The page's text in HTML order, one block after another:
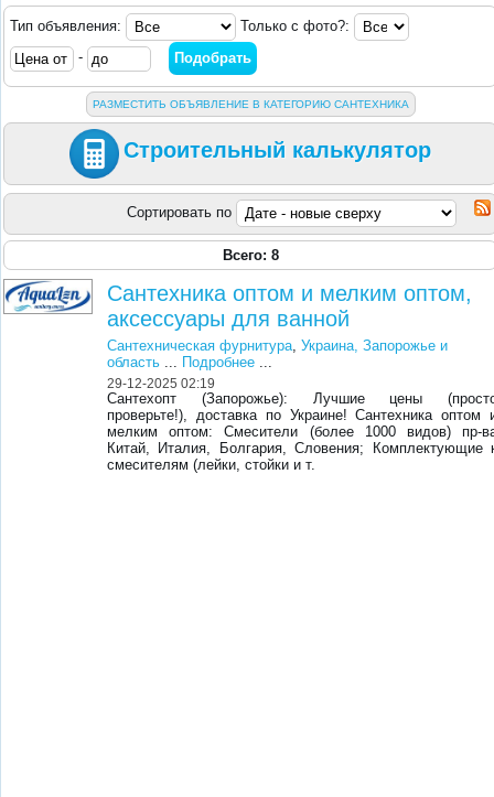
Тип объявления:
Только с фото?:
-
РАЗМЕСТИТЬ ОБЪЯВЛЕНИЕ В КАТЕГОРИЮ САНТЕХНИКА
Строительный калькулятор
Сортировать по
Всего: 8
Сантехника оптом и мелким оптом,
аксессуары для ванной
Сантехническая фурнитура,Украина, Запорожье и
область ... Подробнее ...
29-12-2025 02:19
Сантехопт (Запорожье): Лучшие цены
проверьте!), доставка по Украине! Сантехника оптом
мелким оптом: Смесители (более 1000 видов) пр-
Китай, Италия, Болгария, Словения; Комплектующие
смесителям (лейки, стойки и т.